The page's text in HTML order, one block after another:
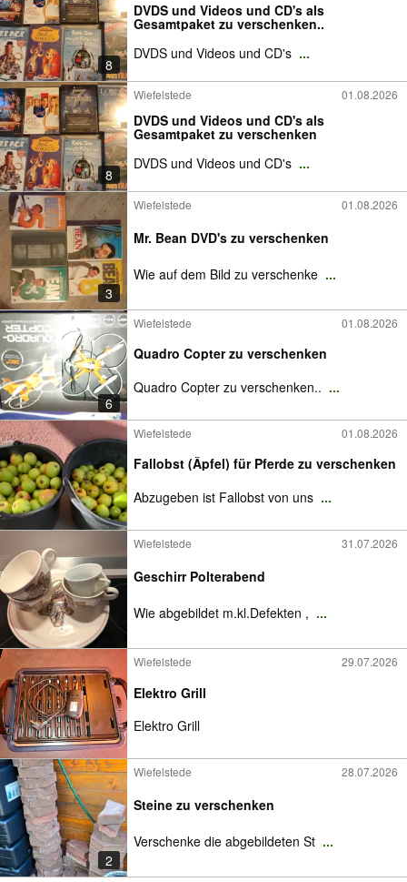
8
DVDS und Videos und CD's als
Gesamtpaket zu verschenken..
DVDS und Videos und CD's ...
8
Wiefelstede 01.08.2026
DVDS und Videos und CD's als
Gesamtpaket zu verschenken
DVDS und Videos und CD's ...
3
Wiefelstede 01.08.2026
Mr. Bean DVD's zu verschenken
Wie auf dem Bild zu verschenke ...
6
Wiefelstede 01.08.2026
Quadro Copter zu verschenken
Quadro Copter zu verschenken.. ...
Wiefelstede 01.08.2026
Fallobst (Äpfel) für Pferde zu verschenken
Abzugeben ist Fallobst von uns ...
Wiefelstede 31.07.2026
Geschirr Polterabend
Wie abgebildet m.kl.Defekten , ...
Wiefelstede 29.07.2026
Elektro Grill
Elektro Grill
2
Wiefelstede 28.07.2026
Steine zu verschenken
Verschenke die abgebildeten St ...